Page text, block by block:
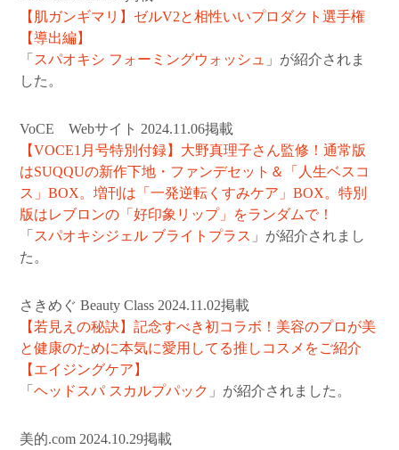
【肌ガンギマリ】ゼルV2と相性いいプロダクト選手権
【導出編】
「 スパオキシ フォーミングウォッシュ
」が紹介されま
した。
VoCE Webサイト 2024.11.06掲載
【VOCE1月号特別付録】大野真理子さん監修！通常版
はSUQQUの新作下地・ファンデセット＆「人生ベスコ
ス」BOX。増刊は「一発逆転くすみケア」BOX。特別
版はレブロンの「好印象リップ」をランダムで！
「 スパオキシジェル ブライトプラス 」が紹介されまし
た。
さきめぐ Beauty Class 2024.11.02掲載
【若見えの秘訣】記念すべき初コラボ！美容のプロが美
と健康のために本気に愛用してる推しコスメをご紹介
【エイジングケア】
「ヘッドスパ スカルプパック 」が紹介されました。
美的.com 2024.10.29掲載